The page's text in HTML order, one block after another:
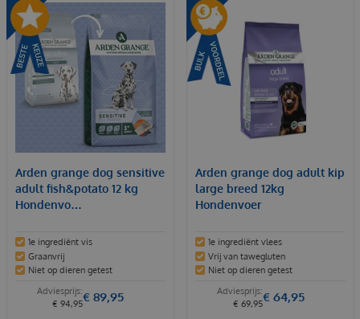
Arden grange dog sensitive
adult fish&potato 12 kg
Hondenvo…
1e ingrediënt vis
Graanvrij
Niet op dieren getest
€ 94,95€ 89,95
Arden grange dog adult kip
large breed 12kg
Hondenvoer
1e ingrediënt vlees
Vrij van tawegluten
Niet op dieren getest
€ 69,95€ 64,95